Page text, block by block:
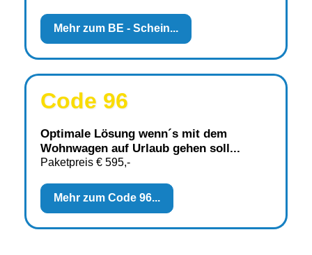
Mehr zum BE - Schein...
Code 96
Optimale Lösung wenn´s mit dem
Wohnwagen auf Urlaub gehen soll...
Paketpreis € 595,-
Mehr zum Code 96...